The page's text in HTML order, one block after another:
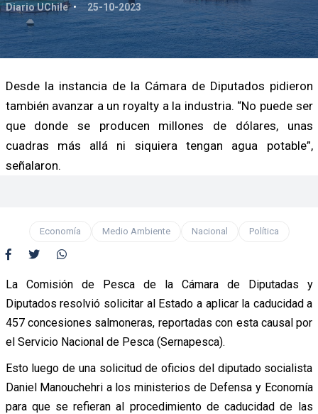
Diario UChile 25-10-2023
Desde la instancia de la Cámara de Diputados pidieron
también avanzar a un royalty a la industria. “No puede ser
que donde se producen millones de dólares, unas
cuadras más allá ni siquiera tengan agua potable”,
señalaron.
Economía Medio Ambiente Nacional Política
La Comisión de Pesca de la Cámara de Diputadas y
Diputados resolvió solicitar al Estado a aplicar la caducidad a
457 concesiones salmoneras, reportadas con esta causal por
el Servicio Nacional de Pesca (Sernapesca).
Esto luego de una solicitud de oficios del diputado socialista
Daniel Manouchehri a los ministerios de Defensa y Economía
para que se refieran al procedimiento de caducidad de las